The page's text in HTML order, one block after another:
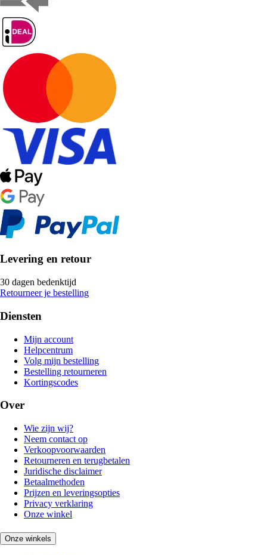
Levering en retour
30 dagen bedenktijd
Retourneer je bestelling
Diensten
Mijn account
Helpcentrum
Volg mijn bestelling
Bestelling retourneren
Kortingscodes
Over
Wie zijn wij?
Neem contact op
Verkoopvoorwaarden
Retourneren en terugbetalen
Juridische disclaimer
Betaalmethoden
Prijzen en leveringsopties
Privacy verklaring
Onze winkel
Onze winkels